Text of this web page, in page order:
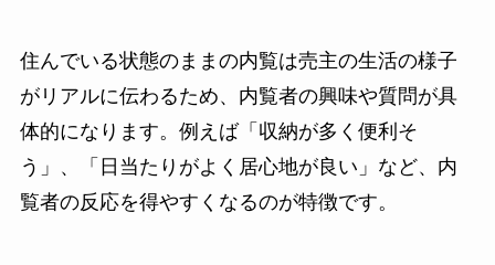
住んでいる状態のままの内覧は売主の生活の様子
がリアルに伝わるため、内覧者の興味や質問が具
体的になります。例えば「収納が多く便利そ
う」、「日当たりがよく居心地が良い」など、内
覧者の反応を得やすくなるのが特徴です。